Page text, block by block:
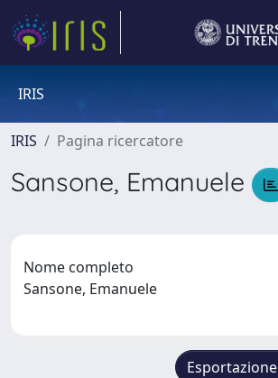
IRIS
IRIS Pagina ricercatore
Sansone, Emanuele
Nome completo
Sansone, Emanuele
Esportazione